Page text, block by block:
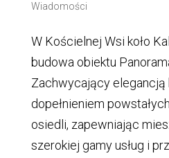
Wiadomości
W Kościelnej Wsi koło
budowa obiektu
Zachwycający elegancją
dopełnieniem
osiedli, zapewniając
szerokiej gamy usług i